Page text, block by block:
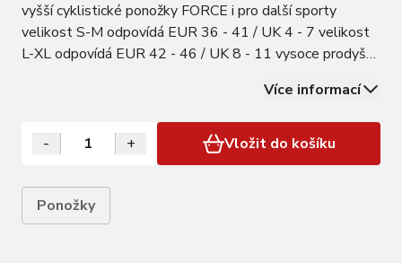
vyšší cyklistické ponožky FORCE i pro další sporty
velikost S-M odpovídá EUR 36 - 41 / UK 4 - 7 velikost
L-XL odpovídá EUR 42 - 46 / UK 8 - 11 vysoce prodyšný
ponožky je 21 cm materiál: Nylon 85%, elastan 15%
baleno v sáčku s kartou FORCE
Více informací
- + Vložit do košíku
Ponožky